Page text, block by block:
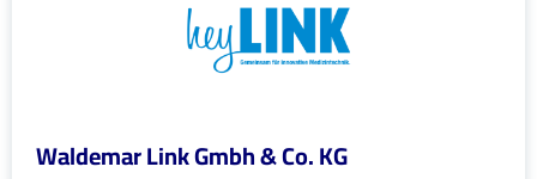
Waldemar Link Gmbh & Co. KG